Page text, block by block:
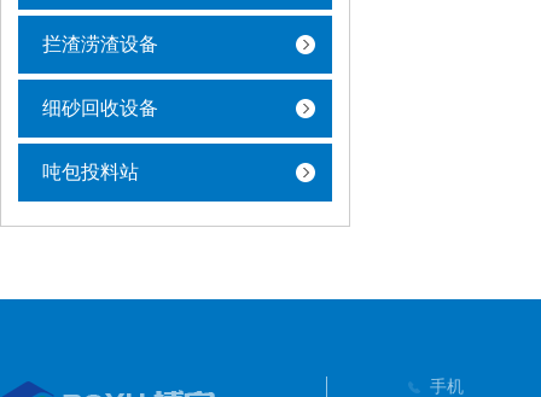
拦渣涝渣设备
细砂回收设备
吨包投料站
手机